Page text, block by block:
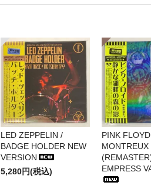
LED ZEPPELIN /
BADGE HOLDER NEW
VERSION
5,280円(税込)
PINK
EMPRESS